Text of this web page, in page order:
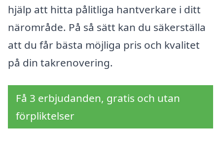
hjälp att hitta pålitliga hantverkare i ditt
närområde. På så sätt kan du säkerställa
att du får bästa möjliga pris och kvalitet
på din takrenovering.
Få 3 erbjudanden, gratis och utan
förpliktelser